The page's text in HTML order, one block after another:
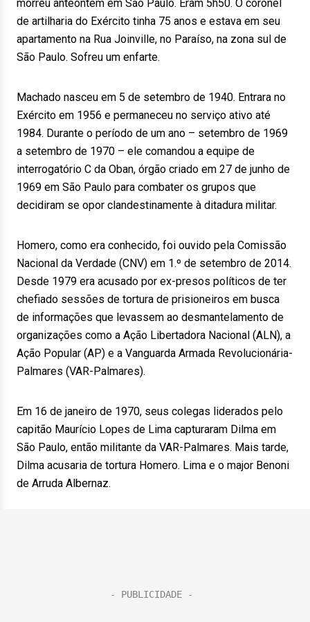
morreu anteontem em São Paulo. Eram 5h50. O coronel
de artilharia do Exército tinha 75 anos e estava em seu
apartamento na Rua Joinville, no Paraíso, na zona sul de
São Paulo. Sofreu um enfarte.
Machado nasceu em 5 de setembro de 1940. Entrara no
Exército em 1956 e permaneceu no serviço ativo até
1984. Durante o período de um ano – setembro de 1969
a setembro de 1970 – ele comandou a equipe de
interrogatório C da Oban, órgão criado em 27 de junho de
1969 em São Paulo para combater os grupos que
decidiram se opor clandestinamente à ditadura militar.
Homero, como era conhecido, foi ouvido pela Comissão
Nacional da Verdade (CNV) em 1.º de setembro de 2014.
Desde 1979 era acusado por ex-presos políticos de ter
chefiado sessões de tortura de prisioneiros em busca
de informações que levassem ao desmantelamento de
organizações como a Ação Libertadora Nacional (ALN), a
Ação Popular (AP) e a Vanguarda Armada Revolucionária-
Palmares (VAR-Palmares).
Em 16 de janeiro de 1970, seus colegas liderados pelo
capitão Maurício Lopes de Lima capturaram Dilma em
São Paulo, então militante da VAR-Palmares. Mais tarde,
Dilma acusaria de tortura Homero. Lima e o major Benoni
de Arruda Albernaz.